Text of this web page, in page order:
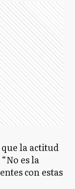
la actitud
es la
con estas